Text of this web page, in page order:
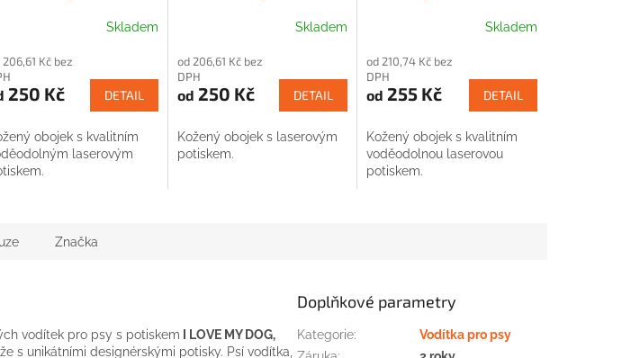
Skladem
206,61 Kč bez
250 Kč DETAIL
obojek s kvalitním
laserovým
Skladem
od 206,61 Kč bez
DPH
od 250 Kč DETAIL
Kožený obojek s laserovým
potiskem.
Skladem
od 210,74 Kč bez
DPH
od 255 Kč DETAIL
Kožený obojek s kvalitním
voděodolnou laserovou
potiskem.
Značka
vodítek pro psy s potiskem LOVE MY DOG,
s unikátními designérskými potisky. Psí vodítka
Doplňkové parametry
Kategorie:
Vodítka pro psy